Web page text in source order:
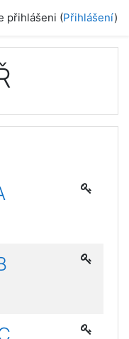
přihlášeni (Přihlášení)